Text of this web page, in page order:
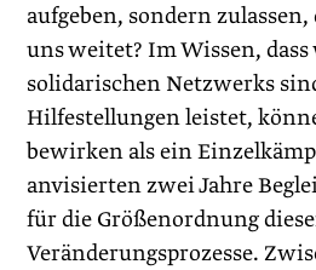
aufgeben, sondern zulassen,
uns weitet? Im Wissen,
solidarischen Netzwerks
Hilfestellungen leistet,
bewirken als ein
anvisierten zwei Jahre
für die Größenordnung
Veränderungsprozesse.